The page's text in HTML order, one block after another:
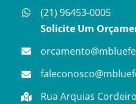
(21) 96453-0005
Solicite Um
Rua Arquias